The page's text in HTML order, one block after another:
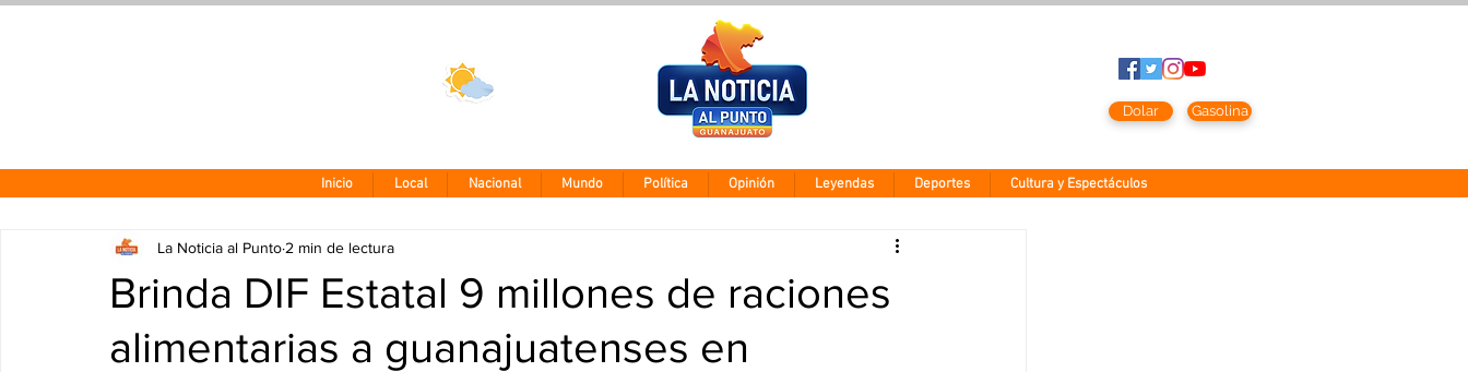
Dolar Gasolina
Inicio Local Nacional Mundo Política Opinión Leyendas Deportes Cultura y Espectáculos
Brinda DIF Estatal 9 millones de raciones
alimentarias a guanajuatenses en
La Noticia al Punto 2 min de lectura